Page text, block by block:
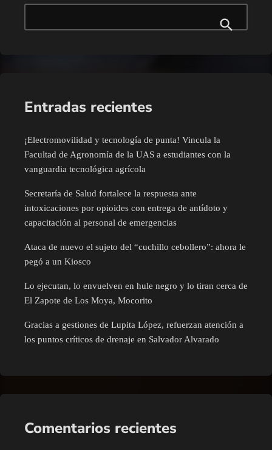
Entradas recientes
¡Electromovilidad y tecnología de punta! Vincula la
Facultad de Agronomía de la UAS a estudiantes con la
vanguardia tecnológica agrícola
Secretaría de Salud fortalece la respuesta ante
intoxicaciones por opioides con entrega de antídoto y
capacitación al personal de emergencias
Ataca de nuevo el sujeto del “cuchillo cebollero”: ahora le
pegó a un Kiosco
Lo ejecutan, lo envuelven en hule negro y lo tiran cerca de
El Zapote de Los Moya, Mocorito
Gracias a gestiones de Lupita López, refuerzan atención a
los puntos críticos de drenaje en Salvador Alvarado
Comentarios recientes